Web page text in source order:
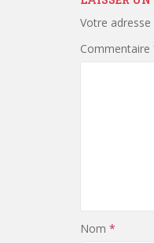
Votre
Commentaire
Nom *